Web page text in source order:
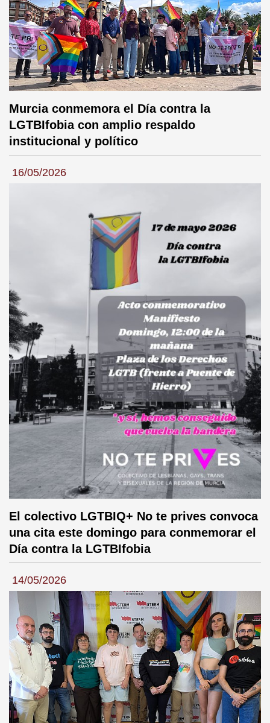
Murcia conmemora el Día contra la
LGTBIfobia con amplio respaldo
institucional y político
16/05/2026
El colectivo LGTBIQ+ No te prives convoca
una cita este domingo para conmemorar el
Día contra la LGTBIfobia
14/05/2026